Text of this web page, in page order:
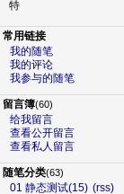
特
常用链接
我的随笔
我的评论
我参与的随笔
留言簿(60)
给我留言
查看公开留言
查看私人留言
随笔分类(63)
01 静态测试(15) (rss)